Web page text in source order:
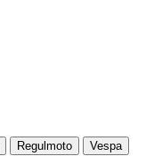
Regulmoto
Vespa